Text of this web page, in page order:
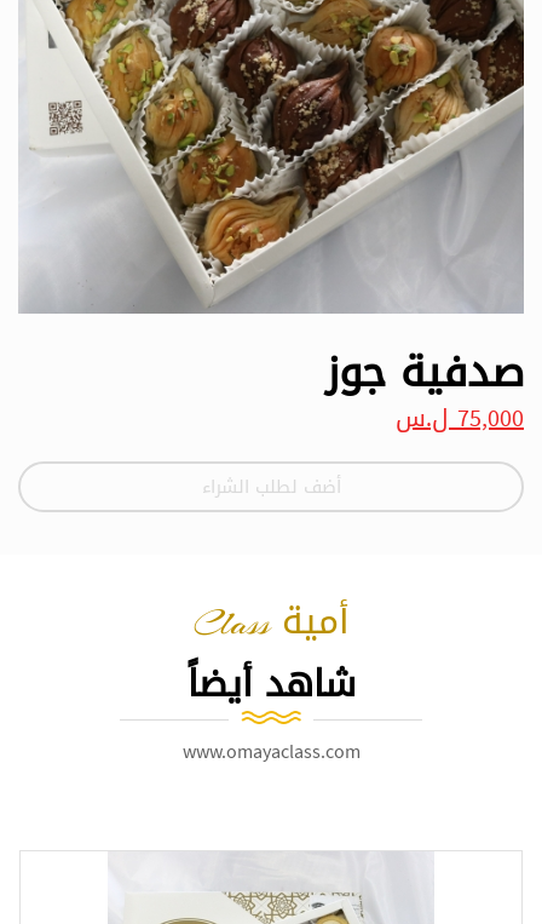
صدفية جوز
75,000 ل.س
أضف لطلب الشراء
أمية Class
شاهد أيضاً
www.omayaclass.com